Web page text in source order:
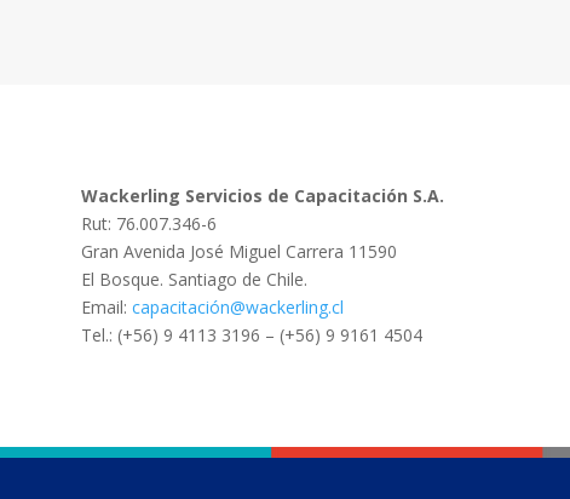
Wackerling Servicios de Capacitación S.A.
Rut: 76.007.346-6
Gran Avenida José Miguel Carrera 11590
El Bosque. Santiago de Chile.
Email:capacitación@wackerling.cl
Tel.: (+56) 9 4113 3196 – (+56) 9 9161 4504